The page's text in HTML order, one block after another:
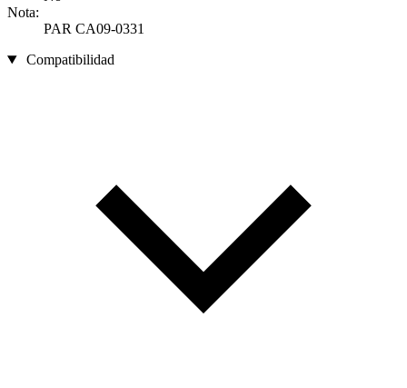
Nota:
PAR CA09-0331
Compatibilidad